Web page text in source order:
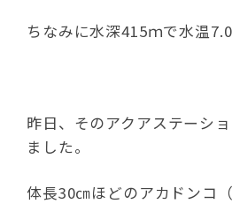
ちなみに水深415ｍで水温
昨日、そのアクアステーシ
ました。
体長30㎝ほどのアカドンコ